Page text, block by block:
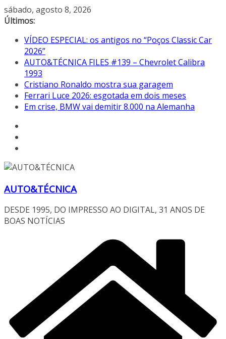
Pular
para
conteúdo
sábado, agosto 8, 2026
Últimos:
VÍDEO ESPECIAL: os antigos no “Poços Classic Car
2026”
AUTO&TÉCNICA FILES #139 – Chevrolet Calibra
1993
Cristiano Ronaldo mostra sua garagem
Ferrari Luce 2026: esgotada em dois meses
Em crise, BMW vai demitir 8.000 na Alemanha
AUTO&TÉCNICA
DESDE 1995, DO IMPRESSO AO DIGITAL, 31 ANOS DE
BOAS NOTÍCIAS